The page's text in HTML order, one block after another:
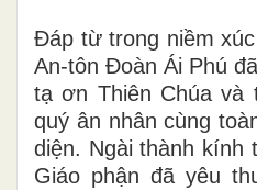
Đáp từ trong niềm
An-tôn Đoàn Ái Phú
tạ ơn Thiên Chúa và
quý ân nhân cùng
diện. Ngài thành kính
Giáo phận đã yêu